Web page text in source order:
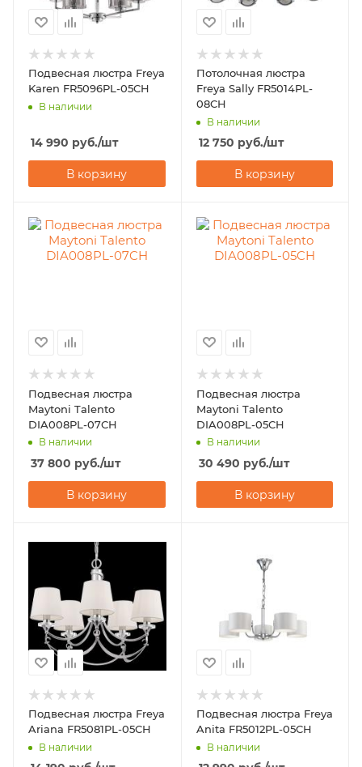
Подвесная люстра Freya
Karen FR5096PL-05CH
В наличии
14 990 руб./шт
В корзину
Потолочная люстра
Freya Sally FR5014PL-
08CH
В наличии
12 750 руб./шт
В корзину
Подвесная люстра
Maytoni Talento
DIA008PL-07CH
В наличии
37 800 руб./шт
В корзину
Подвесная люстра
Maytoni Talento
DIA008PL-05CH
В наличии
30 490 руб./шт
В корзину
Подвесная люстра Freya
Ariana FR5081PL-05CH
В наличии
Подвесная люстра Freya
Anita FR5012PL-05CH
В наличии